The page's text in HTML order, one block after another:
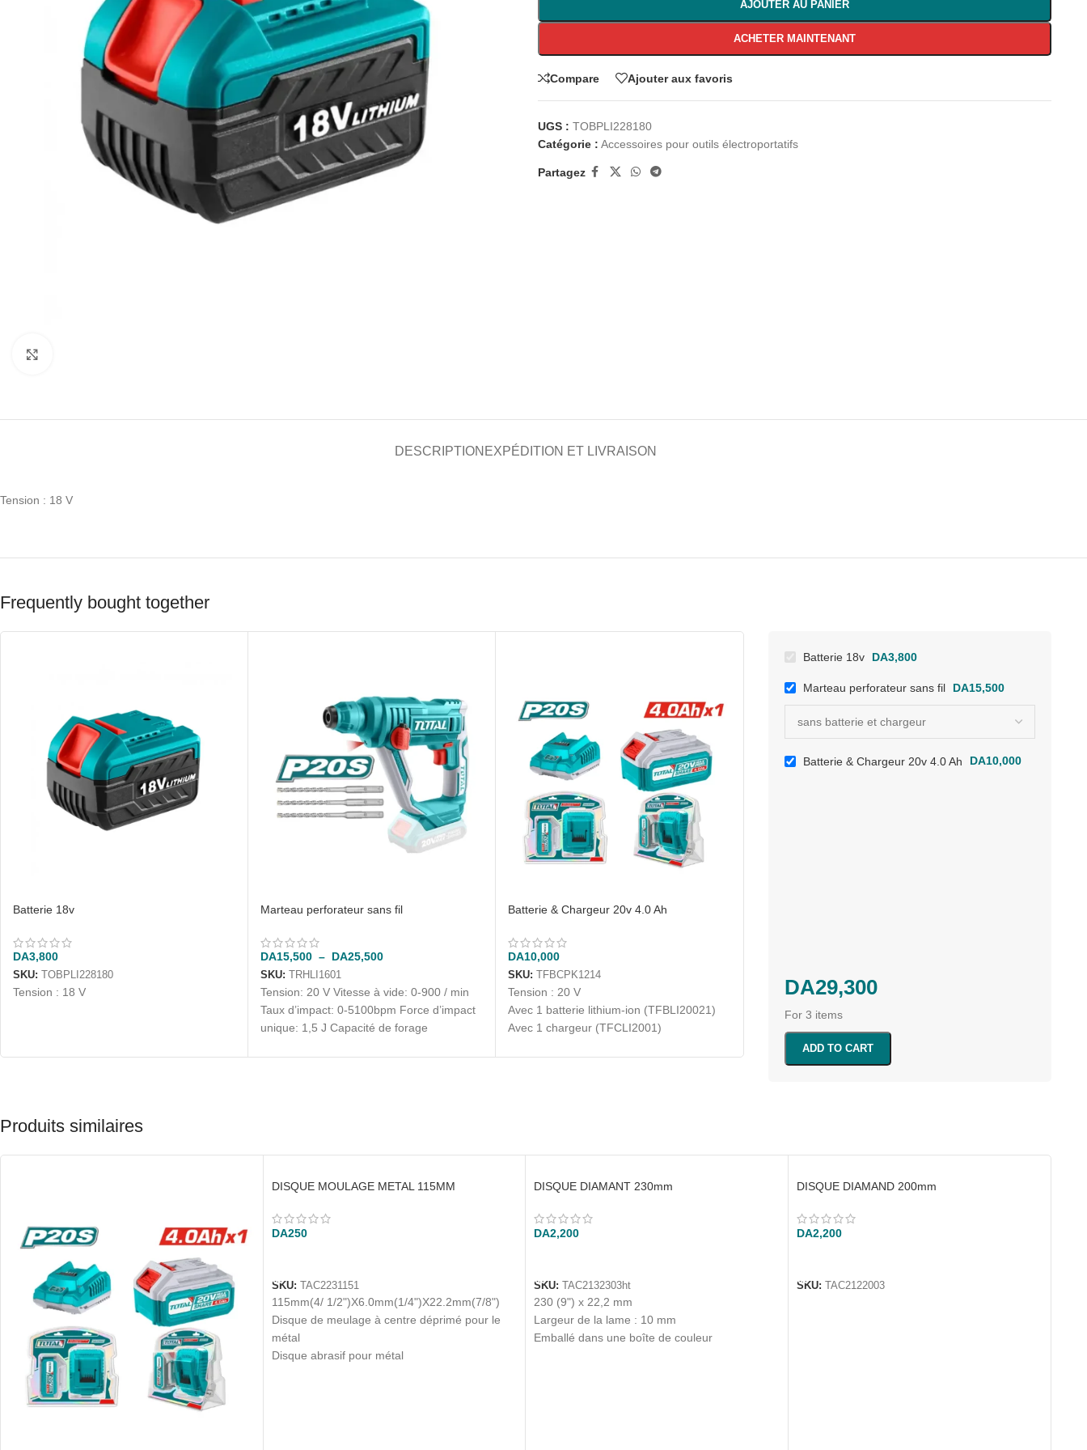
AJOUTER AU PANIER
ACHETER MAINTENANT
Compare Ajouter aux favoris
UGS : TOBPLI228180
Catégorie : Accessoires pour outils électroportatifs
Partagez
DESCRIPTION EXPÉDITION ET LIVRAISON
Tension : 18 V
Frequently bought together
Batterie 18v
DA3,800
SKU: TOBPLI228180
Tension : 18 V
Marteau perforateur sans fil
DA15,500 – DA25,500
SKU: TRHLI1601
Tension: 20 V Vitesse à vide: 0-900 / min
Taux d’impact: 0-5100bpm Force d’impact
unique: 1,5 J Capacité de forage
Batterie & Chargeur 20v 4.0 Ah
DA10,000
SKU: TFBCPK1214
Tension : 20 V
Avec 1 batterie lithium-ion (TFBLI20021)
Avec 1 chargeur (TFCLI2001)
Batterie 18v DA3,800
Marteau perforateur sans fil DA15,500
Batterie & Chargeur 20v 4.0 Ah DA10,000
DA29,300
For 3 items
ADD TO CART
Produits similaires
DISQUE MOULAGE METAL 115MM
DA250
SKU: TAC2231151
115mm(4/ 1/2")X6.0mm(1/4")X22.2mm(7/8")
Disque de meulage à centre déprimé pour le
métal
Disque abrasif pour métal
DISQUE DIAMANT 230mm
DA2,200
SKU: TAC2132303ht
230 (9") x 22,2 mm
Largeur de la lame : 10 mm
Emballé dans une boîte de couleur
DISQUE DIAMAND 200mm
DA2,200
SKU: TAC2122003